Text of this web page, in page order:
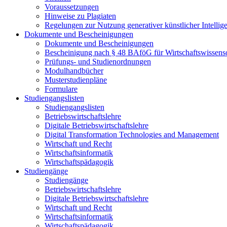
Voraussetzungen
Hinweise zu Plagiaten
Regelungen zur Nutzung generativer künstlicher
Dokumente und Bescheinigungen
Dokumente und Bescheinigungen
Bescheinigung nach § 48 BAföG für
Prüfungs- und Studienordnungen
Modulhandbücher
Musterstudienpläne
Formulare
Studiengangslisten
Studiengangslisten
Betriebswirtschaftslehre
Digitale Betriebswirtschaftslehre
Digital Transformation Technologies and Management
Wirtschaft und Recht
Wirtschaftsinformatik
Wirtschaftspädagogik
Studiengänge
Studiengänge
Betriebswirtschaftslehre
Digitale Betriebswirtschaftslehre
Wirtschaft und Recht
Wirtschaftsinformatik